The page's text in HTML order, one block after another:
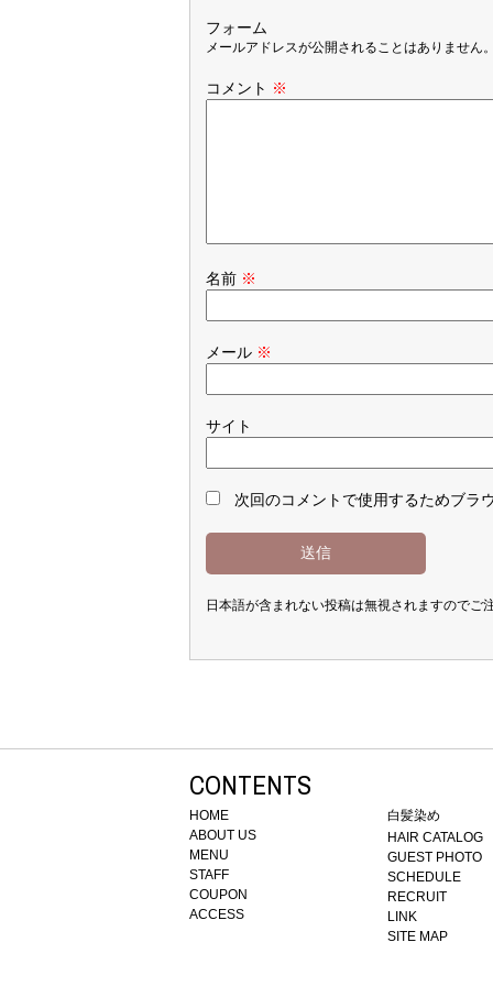
フォーム
メールアドレスが公開されることはありません
コメント ※
名前 ※
メール ※
サイト
次回のコメントで使用するためブラ
日本語が含まれない投稿は無視されますのでご
CONTENTS
HOME
ABOUT US
MENU
STAFF
COUPON
ACCESS
白髪染め
HAIR CATALOG
GUEST PHOTO
SCHEDULE
RECRUIT
LINK
SITE MAP